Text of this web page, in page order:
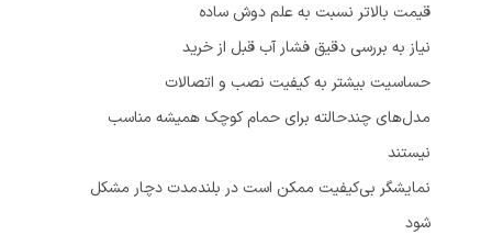
قیمت بالاتر نسبت به علم دوش ساده
نیاز به بررسی دقیق فشار آب قبل از خرید
حساسیت بیشتر به کیفیت نصب و اتصالات
مدل‌های چندحالته برای حمام کوچک همیشه مناسب
نیستند
نمایشگر بی‌کیفیت ممکن است در بلندمدت دچار مشکل
شود